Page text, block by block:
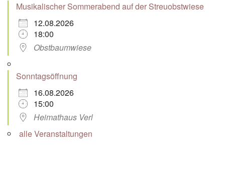
Musikalischer Sommerabend auf der Streuobstwiese
12.08.2026
18:00
Obstbaumwiese
Sonntagsöffnung
16.08.2026
15:00
Heimathaus Verl
alle Veranstaltungen